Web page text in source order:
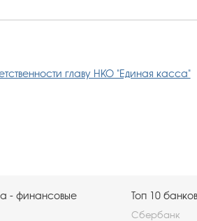
главу НКО "Единая касса"
- финансовые
Топ 10
Сбербанк